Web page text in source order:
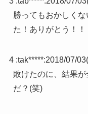
勝ってもおかしく
た！ありがとう！！
4 :tak*****:2018/07/
敗けたのに、結果
だ？(笑)